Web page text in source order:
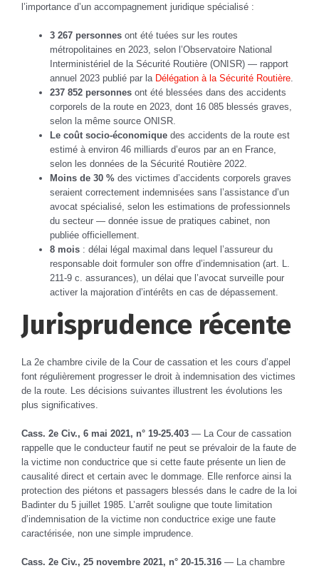
l’importance d’un accompagnement juridique spécialisé :
3 267 personnes ont été tuées sur les routes
métropolitaines en 2023, selon l’Observatoire National
Interministériel de la Sécurité Routière (ONISR) — rapport
annuel 2023 publié par la Délégation à la Sécurité Routière
237 852 personnes ont été blessées dans des accidents
corporels de la route en 2023, dont 16 085 blessés graves,
selon la même source ONISR.
Le coût socio-économique des accidents de la route est
estimé à environ 46 milliards d’euros par an en France,
selon les données de la Sécurité Routière 2022.
Moins de 30 % des victimes d’accidents corporels graves
seraient correctement indemnisées sans l’assistance d’un
avocat spécialisé, selon les estimations de professionnels
du secteur — donnée issue de pratiques cabinet, non
publiée officiellement.
8 mois : délai légal maximal dans lequel l’assureur du
responsable doit formuler son offre d’indemnisation (art. L.
211-9 c. assurances), un délai que l’avocat surveille pour
activer la majoration d’intérêts en cas de dépassement.
Jurisprudence récente
La 2e chambre civile de la Cour de cassation et les cours d’appel
font régulièrement progresser le droit à indemnisation des victimes
de la route. Les décisions suivantes illustrent les évolutions les
plus significatives.
Cass. 2e Civ., 6 mai 2021, n° 19-25.403 — La Cour de cassation
rappelle que le conducteur fautif ne peut se prévaloir de la faute de
la victime non conductrice que si cette faute présente un lien de
causalité direct et certain avec le dommage. Elle renforce ainsi la
protection des piétons et passagers blessés dans le cadre de la loi
Badinter du 5 juillet 1985. L’arrêt souligne que toute limitation
d’indemnisation de la victime non conductrice exige une faute
caractérisée, non une simple imprudence.
Cass. 2e Civ., 25 novembre 2021, n° 20-15.316 — La chambre